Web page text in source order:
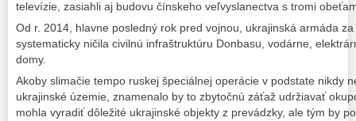
televízie, zasiahli aj budovu čínskeho veľvyslanectva s tromi
Od r. 2014, hlavne posledný rok pred vojnou, ukrajinská armáda
systematicky ničila civilnú infraštruktúru Donbasu, vodárne,
domy.
Akoby slimačie tempo ruskej špeciálnej operácie v podstate nikdy
ukrajinské územie, znamenalo by to zbytočnú záťaž udržiavať
mohla vyradiť dôležité ukrajinské objekty z prevádzky, ale tým by